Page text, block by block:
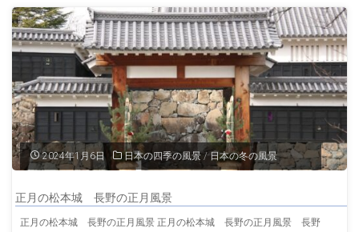
神
社
岡
山
の
景"
2024年1月6日 日本の四季の風景 / 日本の冬の風景
正月の松本城 長野の正月風景
正月の松本城 長野の正月風景 正月の松本城 長野の正月風景 長野